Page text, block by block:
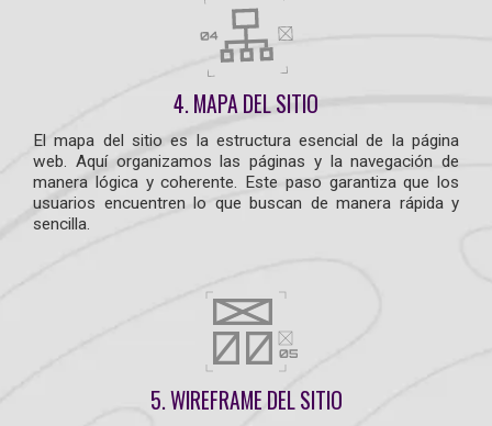
4. MAPA DEL SITIO
El mapa del sitio es la estructura esencial de la página
web. Aquí organizamos las páginas y la navegación de
manera lógica y coherente. Este paso garantiza que los
usuarios encuentren lo que buscan de manera rápida y
sencilla.
5. WIREFRAME DEL SITIO